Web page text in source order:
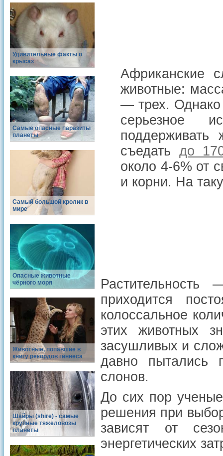
Удивительные факты о
крысах
Самые опасные паразиты
планеты
Самый большой кролик в
мире
Опасные животные
чёрного моря
Животные, попавшие в
книгу рекордов гиннеса
Шайры (shire) - самые
крупные тяжеловозы
планеты
Африканские
животные:
— трех.
серьезное
поддерживать
съедать до
около 4-6% от
и корни. На
приходится
колоссальное
этих животных
засушливых и
давно пытались
слонов.
До сих пор
решения при
зависят от
энергетических